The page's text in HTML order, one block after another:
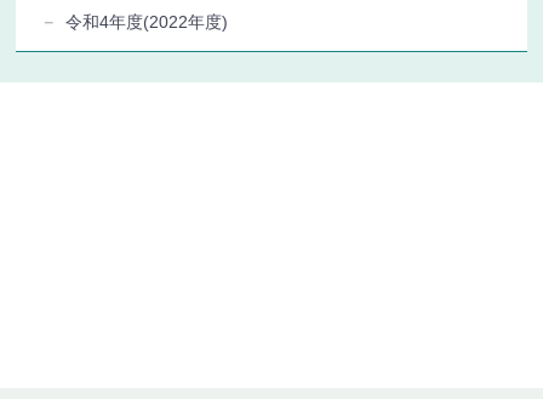
令和4年度(2022年度)